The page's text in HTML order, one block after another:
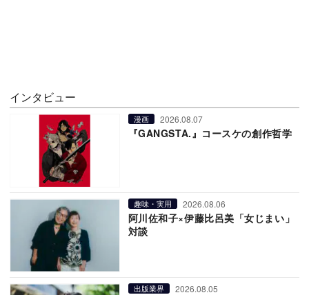
インタビュー
漫画 2026.08.07
『GANGSTA.』コースケの創作哲学
趣味・実用 2026.08.06
阿川佐和子×伊藤比呂美「女じまい」
対談
出版業界 2026.08.05